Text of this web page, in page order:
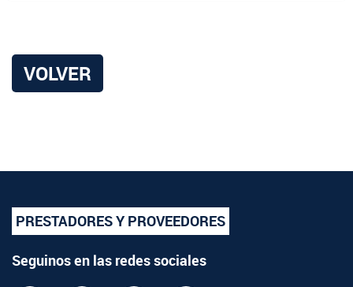
VOLVER
PRESTADORES Y PROVEEDORES
Seguinos en las redes sociales